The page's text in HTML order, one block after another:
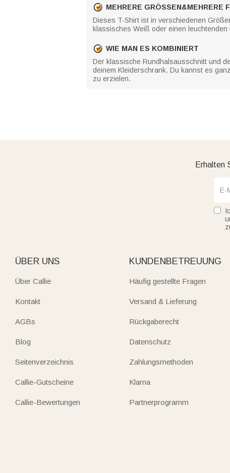
MEHRERE GRÖSSEN&MEHRERE
Dieses T-Shirt ist in verschiedenen
klassisches Weiß oder einen
WIE MAN ES KOMBINIERT
Der klassische Rundhalsausschnitt und
deinem Kleiderschrank. Du kannst es
zu erzielen.
Erhalten
ÜBER UNS
Über Callie
Kontakt
AGBs
Blog
Seitenverzeichnis
Callie-Gutscheine
Callie-Bewertungen
KUNDENBETREUUNG
Häufig gestellte Fragen
Versand & Lieferung
Rückgaberecht
Datenschutz
Zahlungsmethoden
Klarna
Partnerprogramm